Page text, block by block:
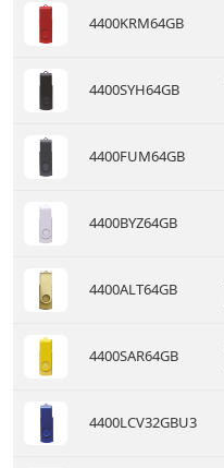
4400KRM64GB
4400SYH64GB
4400FUM64GB
4400BYZ64GB
4400ALT64GB
4400SAR64GB
4400LCV32GBU3